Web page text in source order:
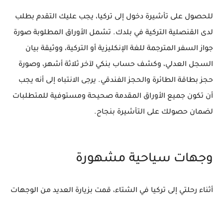
للحصول على تأشيرة دخول إلى تركيا، يجب عليك التقدم بطلب
لدى القنصلية التركية في بلدك. تشمل الأوراق المطلوبة صورة
جواز السفر المترجمة للغة الإنكليزية أو التركية، ووثيقة بيان
السجل العدلي، وكشف حساب بنكي لآخر ثلاثة أشهر، وصورة
حجز بطاقة الطائرة والحجز الفندقي. يرجى الانتباه إلى أنه يجب
أن تكون جميع الأوراق المقدمة صحيحة ومستوفية للمتطلبات
لضمان حصولك على التأشيرة بنجاح.
وجهات سياحية مشهورة
أثناء رحلتي إلى تركيا في الشتاء، قمت بزيارة العديد من الوجهات